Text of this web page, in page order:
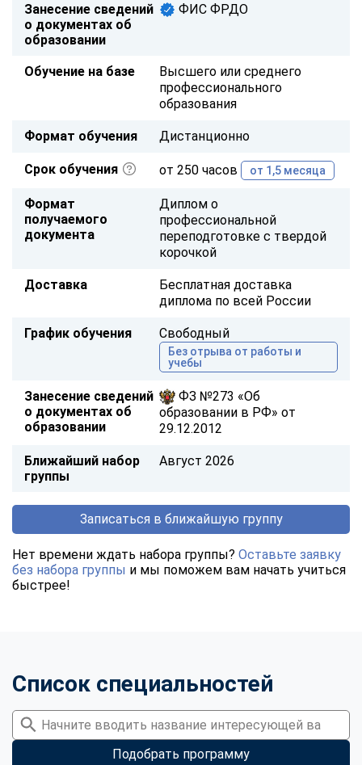
Занесение сведений
о документах об
образовании
ФИС ФРДО
Обучение на базе
Высшего или среднего
профессионального
образования
Формат обучения Дистанционно
Срок обучения от 250 часов от 1,5 месяца
Формат
получаемого
документа
Диплом о
профессиональной
переподготовке с твердой
корочкой
Доставка
Бесплатная доставка
диплома по всей России
График обучения Свободный
Без отрыва от работы и
учебы
Занесение сведений
о документах об
образовании
ФЗ №273 «Об
образовании в РФ» от
29.12.2012
Ближайший набор
группы
Август 2026
Записаться в ближайшую группу
Нет времени ждать набора группы? Оставьте заявку
без набора группы и мы поможем вам начать учиться
быстрее!
Список специальностей
Подобрать программу